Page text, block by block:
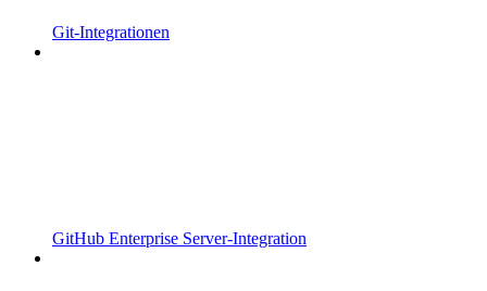
Git-Integrationen
GitHub Enterprise Server-Integration